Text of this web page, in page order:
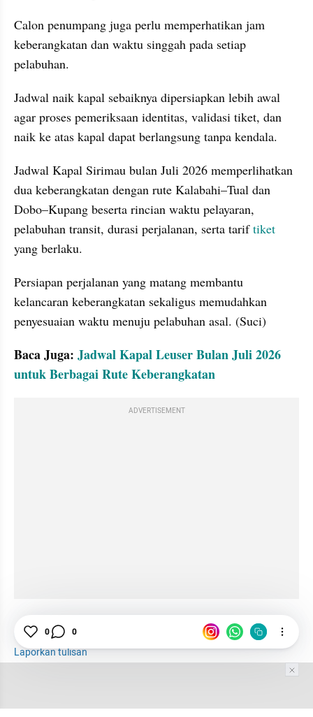
Calon penumpang juga perlu memperhatikan jam
keberangkatan dan waktu singgah pada setiap
pelabuhan.
Jadwal naik kapal sebaiknya dipersiapkan lebih awal
agar proses pemeriksaan identitas, validasi tiket, dan
naik ke atas kapal dapat berlangsung tanpa kendala.
Jadwal Kapal Sirimau bulan Juli 2026 memperlihatkan
dua keberangkatan dengan rute Kalabahi–Tual dan
Dobo–Kupang beserta rincian waktu pelayaran,
pelabuhan transit, durasi perjalanan, serta tarif tiket
yang berlaku.
Persiapan perjalanan yang matang membantu
kelancaran keberangkatan sekaligus memudahkan
penyesuaian waktu menuju pelabuhan asal. (Suci)
Baca Juga: Jadwal Kapal Leuser Bulan Juli 2026
untuk Berbagai Rute Keberangkatan
ADVERTISEMENT
tatatax2
Tiket
Laporkan tulisan
0 0